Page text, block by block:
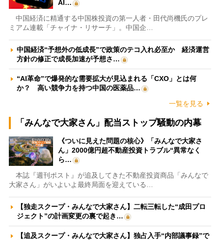
AI…
中国経済に精通する中国株投資の第一人者・田代尚機氏のプレ
ミアム連載「チャイナ・リサーチ」。中国企…
中国経済“予想外の低成長”で政策のテコ入れ必至か 経済運営
方針の修正で成長加速が予想さ…
“AI革命”で爆発的な需要拡大が見込まれる「CXO」とは何
か？ 高い競争力を持つ中国の医薬品…
一覧を見る
「みんなで大家さん」配当ストップ騒動の内幕
《ついに見えた問題の核心》「みんなで大家さ
ん」2000億円超不動産投資トラブル“異常なく
ら…
本誌『週刊ポスト』が追及してきた不動産投資商品「みんなで
大家さん」がいよいよ最終局面を迎えている…
【独走スクープ・みんなで大家さん】二転三転した“成田プロ
ジェクト”の計画変更の裏で起き…
【追及スクープ・みんなで大家さん】独占入手“内部議事録”で